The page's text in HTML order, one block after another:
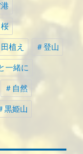
桜
植え ＃登山
一緒に
＃自然
黒姫山